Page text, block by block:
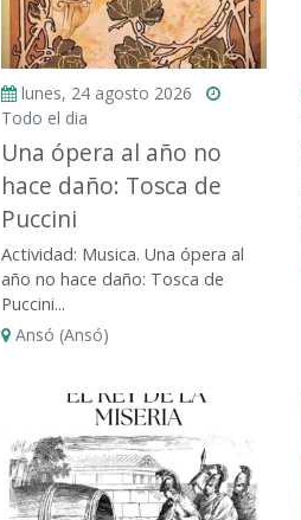
lunes, 24 agosto 2026
Todo el dia
Una ópera al año no
hace daño: Tosca de
Puccini
Actividad: Musica. Una ópera al
año no hace daño: Tosca de
Puccini...
Ansó (Ansó)